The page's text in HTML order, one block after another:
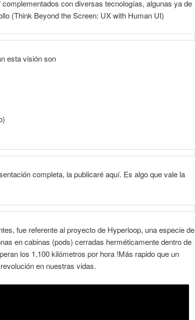
complementados con diversas tecnologías, algunas ya de
(Think Beyond the Screen: UX with Human UI)
esta visión son
completa, la publicaré aquí. Es algo que vale la
fue referente al proyecto de Hyperloop, una especie de
en cabinas (pods) cerradas herméticamente dentro de
los 1,100 kilómetros por hora !Más rapido que un
en nuestras vidas.